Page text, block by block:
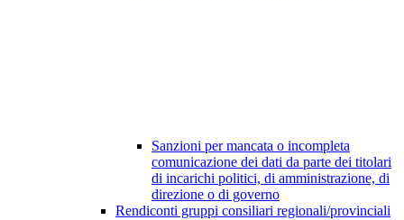
Sanzioni per mancata o incompleta
comunicazione dei dati da parte dei titolari
di incarichi politici, di amministrazione, di
direzione o di governo
Rendiconti gruppi consiliari regionali/provinciali